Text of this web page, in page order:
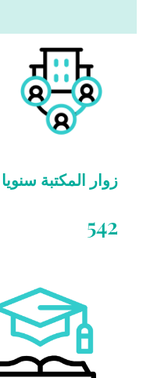
زوار المكتبة سنويا
542